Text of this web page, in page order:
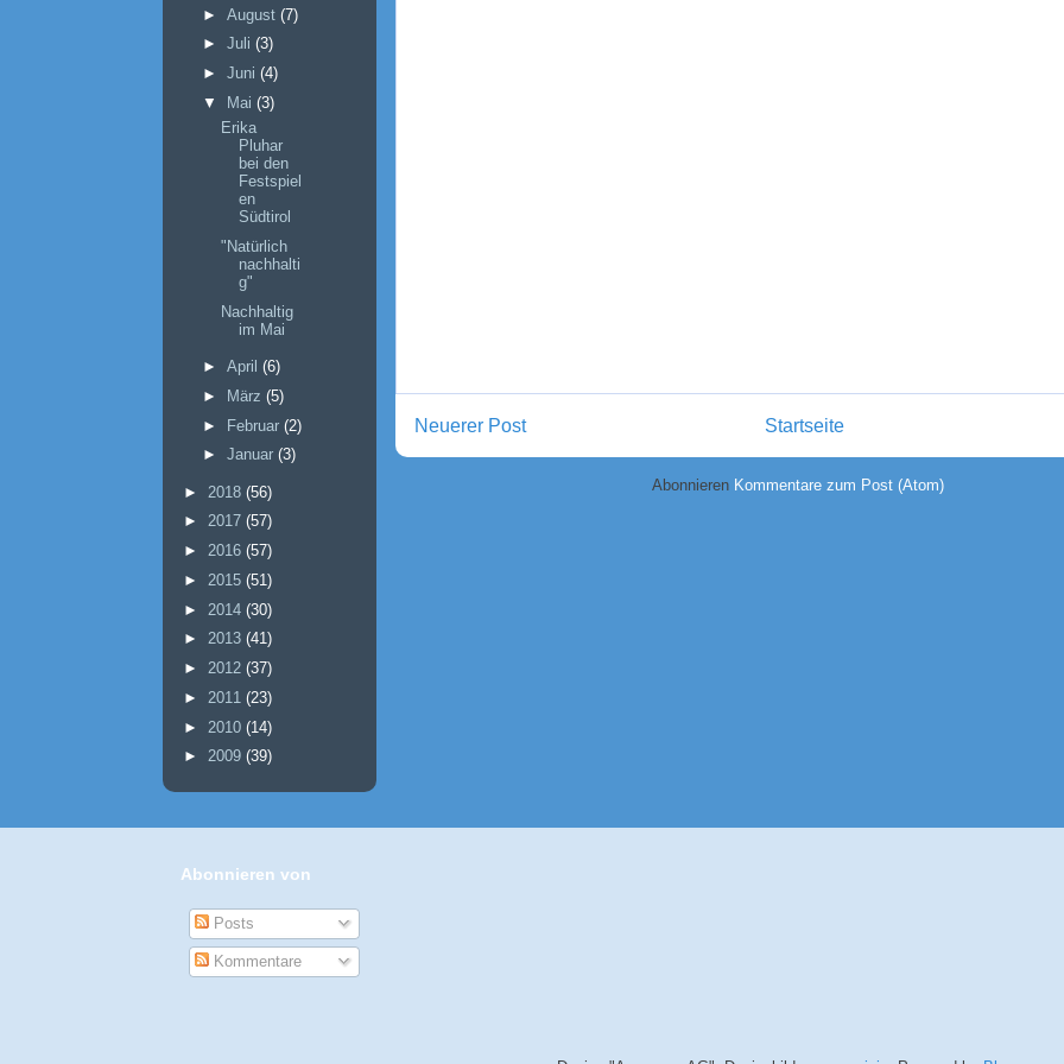
Neuerer Post Startseite
Abonnieren Kommentare zum Post (Atom)
► August (7)
► Juli (3)
► Juni (4)
▼
Mai (3)
Erika
Pluhar
bei den
Festspiel
en
Südtirol
"Natürlich
nachhalti
g"
Nachhaltig
im Mai
► April (6)
►
März (5)
► Februar (2)
► Januar (3)
► 2018 (56)
► 2017 (57)
► 2016 (57)
► 2015 (51)
► 2014 (30)
► 2013 (41)
► 2012 (37)
► 2011 (23)
► 2010 (14)
► 2009 (39)
Abonnieren von
Posts
Kommentare